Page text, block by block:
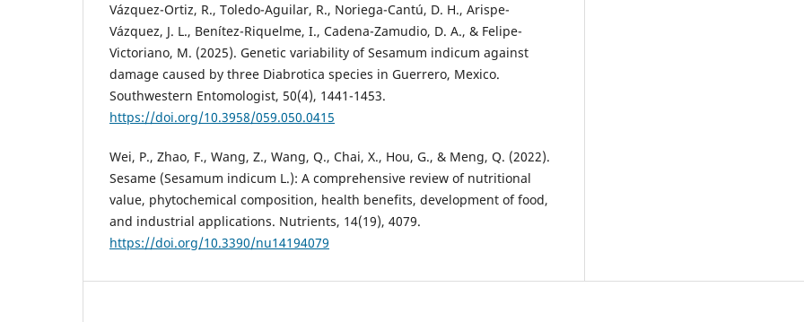
Vázquez-Ortiz, R., Toledo-Aguilar, R., Noriega-Cantú, D. H., Arispe-
Vázquez, J. L., Benítez-Riquelme, I., Cadena-Zamudio, D. A., & Felipe-
Victoriano, M. (2025). Genetic variability of Sesamum indicum against
damage caused by three Diabrotica species in Guerrero, Mexico.
Southwestern Entomologist, 50(4), 1441-1453.
https://doi.org/10.3958/059.050.0415
Wei, P., Zhao, F., Wang, Z., Wang, Q., Chai, X., Hou, G., & Meng, Q. (2022).
Sesame (Sesamum indicum L.): A comprehensive review of nutritional
value, phytochemical composition, health benefits, development of food,
and industrial applications. Nutrients, 14(19), 4079.
https://doi.org/10.3390/nu14194079